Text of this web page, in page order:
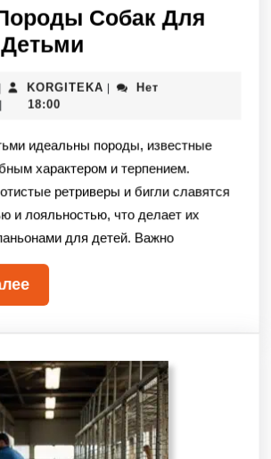
Собак Для
| KORGITEKA |
Нет
| 18:00
характером и терпением.
ретриверы и бигли славятся
и лояльностью, что делает их
для детей. Важно